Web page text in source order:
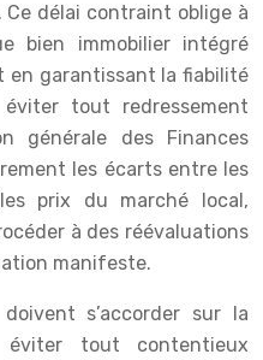
délai contraint oblige à
bien immobilier intégré
en garantissant la fiabilité
tout redressement
générale des Finances
les écarts entre les
prix du marché local,
à des réévaluations
manifeste.
s’accorder sur la
éviter tout contentieux